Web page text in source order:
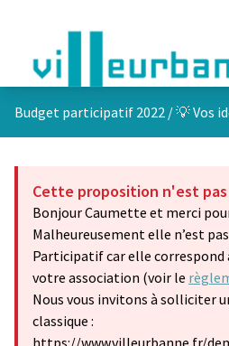
Budget participatif 2022 /💡 Vos
Cette proposition n'est
Bonjour Caumette et merci
Malheureusement elle n’est
Participatif car elle correspond
votre association (voir le
Nous vous invitons à solliciter
classique :
https://www.villeurbanne.fr/